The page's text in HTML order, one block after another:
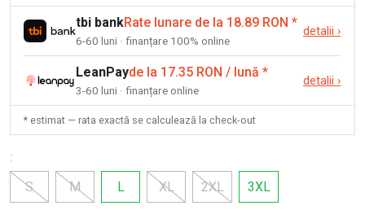
tbi bankRate lunare de la 18.89 RON *
6-60 luni · finanțare 100% online
detalii ›
LeanPayde la 17.35 RON / lună *
3-60 luni · finanțare online
detalii ›
* estimat — rata exactă se calculează la check-out
:
S
M L XL 2XL 3XL